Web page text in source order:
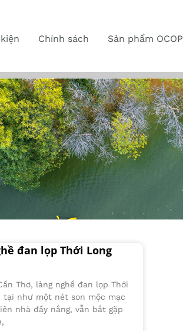
Chính sách Sản phẩm OCOP
đan lọp Thới Long
Thơ, làng nghề đan lọp Thới
tại như một nét son mộc mạc
nhà đầy nắng, vẫn bắt gặp